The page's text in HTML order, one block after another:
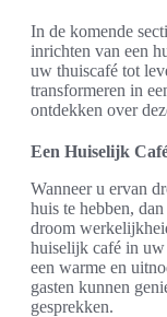
In de komende
inrichten van een
uw thuiscafé tot
transformeren in
ontdekken over
Een Huiselijk
Wanneer u ervan
huis te hebben,
droom
huiselijk café in
een warme en
gasten kunnen
gesprekken.